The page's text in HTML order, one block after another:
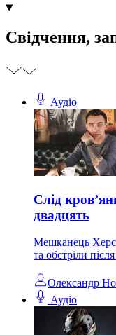
Свідчення,
Аудіо
Слід
двадцять
Мешканець
та обстріли
Олександр
Аудіо